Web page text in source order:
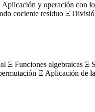
y operación con
cociente residuo Ξ
Funciones algebraicas Ξ
Ξ Aplicación de